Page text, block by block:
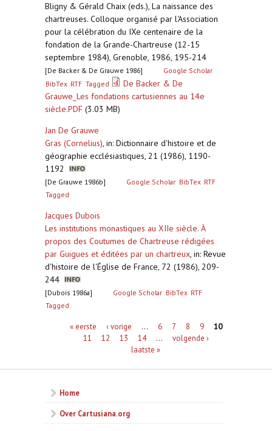
Bligny & Gérald Chaix (eds.), La naissance des
chartreuses. Colloque organisé par l'Association
pour la célébration du IXe centenaire de la
fondation de la Grande-Chartreuse (12-15
septembre 1984), Grenoble, 1986, 195-214
[De Backer & De Grauwe 1986]
Google Scholar
BibTex RTF Tagged
De Backer & De
Grauwe_Les fondations cartusiennes au 14e
siècle.PDF (3.03 MB)
Jan De Grauwe
Gras (Cornelius), in: Dictionnaire d'histoire et de
géographie ecclésiastiques, 21 (1986), 1190-
1192
[De Grauwe 1986b] Google Scholar BibTex RTF
Tagged
Jacques Dubois
Les institutions monastiques au XIIe siècle. À
propos des Coutumes de Chartreuse rédigées
par Guigues et éditées par un chartreux, in: Revue
d'histoire de l'Église de France, 72 (1986), 209-
244
[Dubois 1986a] Google Scholar BibTex RTF
Tagged
Pagina's« eerste ‹ vorige … 6 7 8 9
10
11
12 13 14 …
volgende ›
laatste »
Home
Over Cartusiana.org